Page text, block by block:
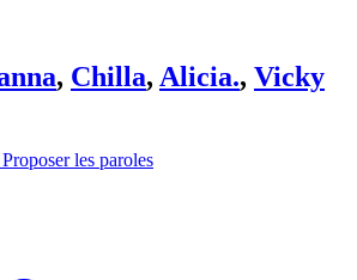
, Chilla, Alicia., Vicky
les paroles